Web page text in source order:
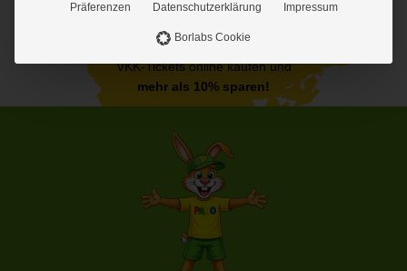
VKK-Tickets online kaufen und
mehr als 10% sparen!
Präferenzen Datenschutzerklärung Impressum
Borlabs Cookie